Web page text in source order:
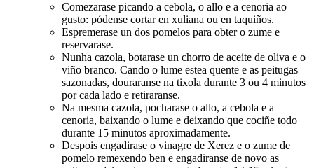
Comezarase picando a cebola, o allo e a cenoria ao
gusto: pódense cortar en xuliana ou en taquiños.
Espremerase un dos pomelos para obter o zume e
reservarase.
Nunha cazola, botarase un chorro de aceite de oliva e o
viño branco. Cando o lume estea quente e as peitugas
sazonadas, douraranse na tixola durante 3 ou 4 minutos
por cada lado e retiraranse.
Na mesma cazola, pocharase o allo, a cebola e a
cenoria, baixando o lume e deixando que cociñe todo
durante 15 minutos aproximadamente.
Despois engadirase o vinagre de Xerez e o zume de
pomelo remexendo ben e engadiranse de novo as